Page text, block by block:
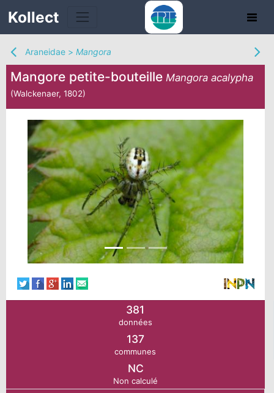
Kollect
Araneidae > Mangora
Mangore petite-bouteille Mangora acalypha
(Walckenaer, 1802)
381
données
137
communes
NC
Non calculé